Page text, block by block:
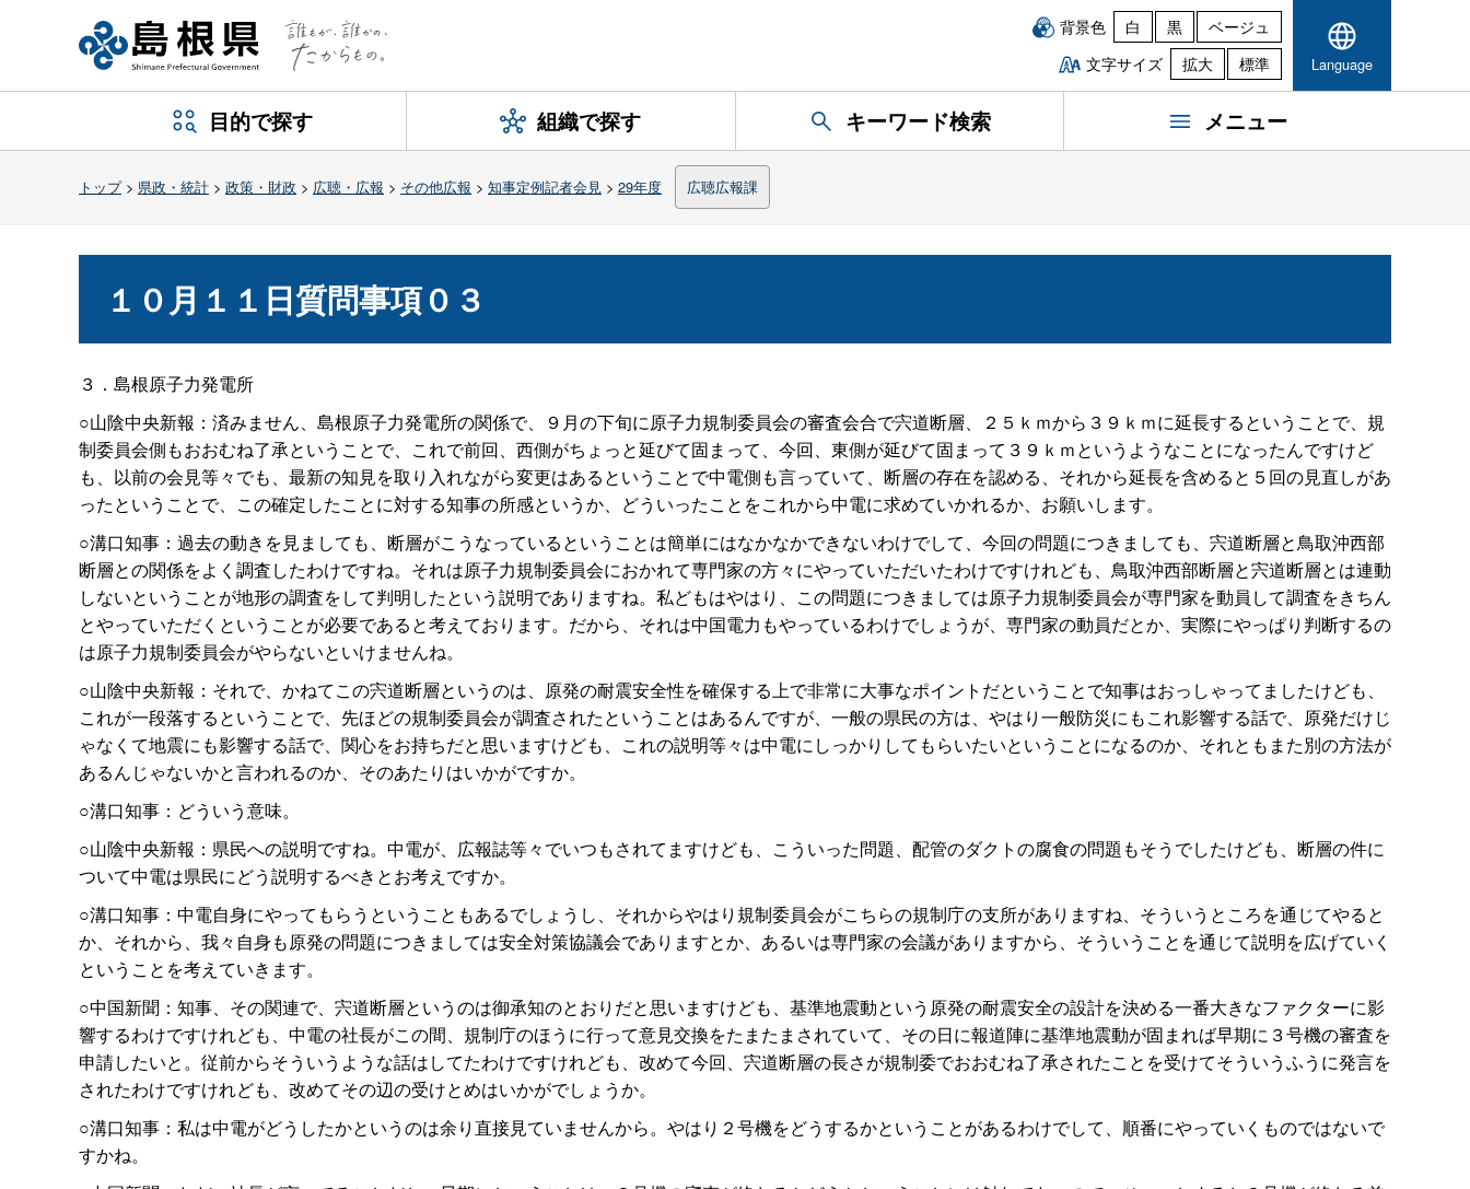
背景色 白 黒
ベージュ
文字サイズ
拡大 標準 Language
目的で探す 組織で探す キーワード検索 メニュー
トップ> 県政・統計 > 政策・財政 > 広聴・広報 > その他広報 > 知事定例記者会見 > 29年度 広聴広報課
１０月１１日質問事項０３
３．島根原子力発電所
○山陰中央新報：済みません、島根原子力発電所の関係で、９月の下旬に原子力規制委員会の審査会合で宍道断層、２５ｋｍから３９ｋｍに延長するということで、規
制委員会側もおおむね了承ということで、これで前回、西側がちょっと延びて固まって、今回、東側が延びて固まって３９ｋｍというようなことになったんですけど
も、以前の会見等々でも、最新の知見を取り入れながら変更はあるということで中電側も言っていて、断層の存在を認める、それから延長を含めると５回の見直しがあ
ったということで、この確定したことに対する知事の所感というか、どういったことをこれから中電に求めていかれるか、お願いします。
○溝口知事：過去の動きを見ましても、断層がこうなっているということは簡単にはなかなかできないわけでして、今回の問題につきましても、宍道断層と鳥取沖西部
断層との関係をよく調査したわけですね。それは原子力規制委員会におかれて専門家の方々にやっていただいたわけですけれども、鳥取沖西部断層と宍道断層とは連動
しないということが地形の調査をして判明したという説明でありますね。私どもはやはり、この問題につきましては原子力規制委員会が専門家を動員して調査をきちん
とやっていただくということが必要であると考えております。だから、それは中国電力もやっているわけでしょうが、専門家の動員だとか、実際にやっぱり判断するの
は原子力規制委員会がやらないといけませんね。
○山陰中央新報：それで、かねてこの宍道断層というのは、原発の耐震安全性を確保する上で非常に大事なポイントだということで知事はおっしゃってましたけども、
これが一段落するということで、先ほどの規制委員会が調査されたということはあるんですが、一般の県民の方は、やはり一般防災にもこれ影響する話で、原発だけじ
ゃなくて地震にも影響する話で、関心をお持ちだと思いますけども、これの説明等々は中電にしっかりしてもらいたいということになるのか、それともまた別の方法が
あるんじゃないかと言われるのか、そのあたりはいかがですか。
○溝口知事：どういう意味。
○山陰中央新報：県民への説明ですね。中電が、広報誌等々でいつもされてますけども、こういった問題、配管のダクトの腐食の問題もそうでしたけども、断層の件に
ついて中電は県民にどう説明するべきとお考えですか。
○溝口知事：中電自身にやってもらうということもあるでしょうし、それからやはり規制委員会がこちらの規制庁の支所がありますね、そういうところを通じてやると
か、それから、我々自身も原発の問題につきましては安全対策協議会でありますとか、あるいは専門家の会議がありますから、そういうことを通じて説明を広げていく
ということを考えていきます。
○中国新聞：知事、その関連で、宍道断層というのは御承知のとおりだと思いますけども、基準地震動という原発の耐震安全の設計を決める一番大きなファクターに影
響するわけですけれども、中電の社長がこの間、規制庁のほうに行って意見交換をたまたまされていて、その日に報道陣に基準地震動が固まれば早期に３号機の審査を
申請したいと。従前からそういうような話はしてたわけですけれども、改めて今回、宍道断層の長さが規制委でおおむね了承されたことを受けてそういうふうに発言を
されたわけですけれども、改めてその辺の受けとめはいかがでしょうか。
○溝口知事：私は中電がどうしたかというのは余り直接見ていませんから。やはり２号機をどうするかということがあるわけでして、順番にやっていくものではないで
すかね。